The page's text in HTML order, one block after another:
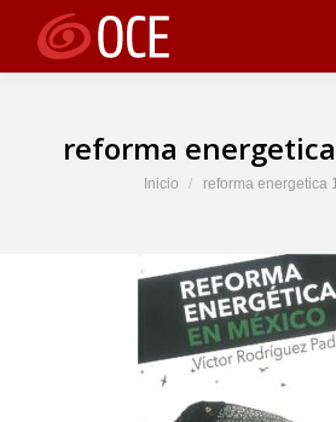
reforma
Estás aquí:
Inicio reforma energetica